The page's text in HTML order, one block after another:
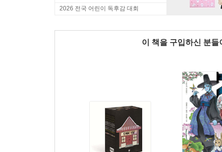
2026 전국 어린이 독후감 대회
이 책을 구입하신 분